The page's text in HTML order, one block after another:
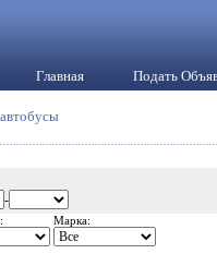
Главная Подать
-
Марка: